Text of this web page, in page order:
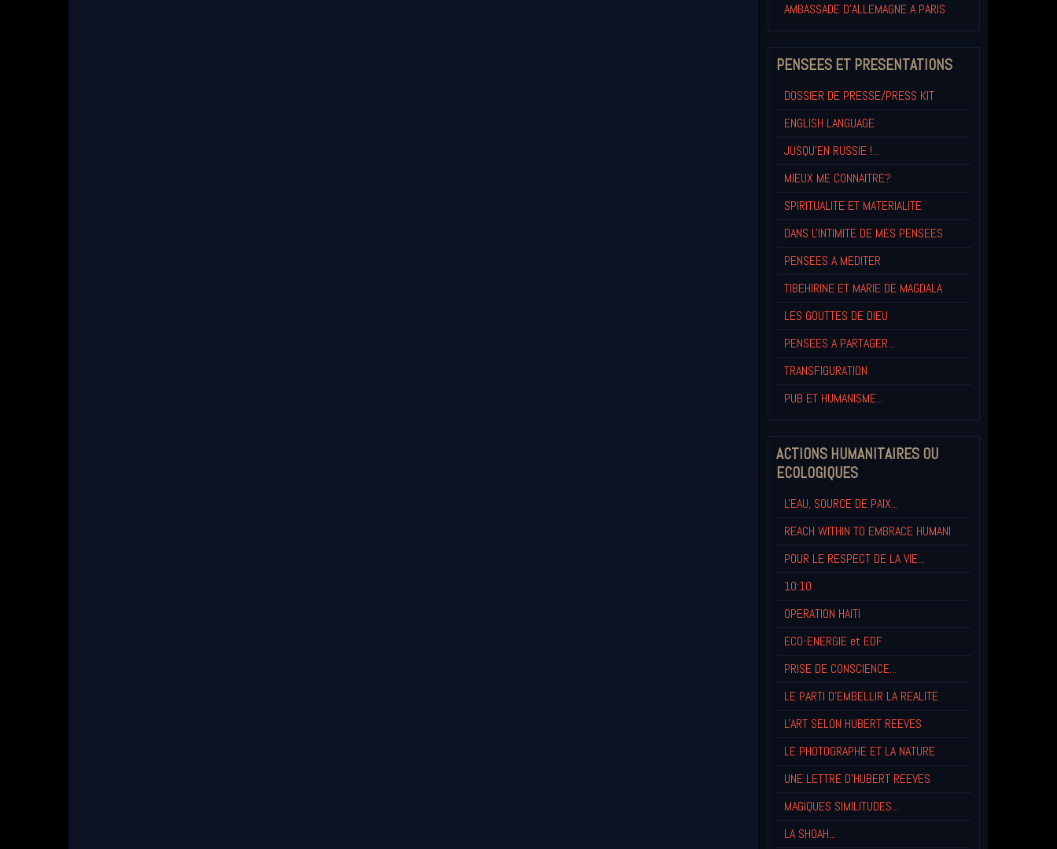
AMBASSADE D'ALLEMAGNE A PARIS
PENSEES ET PRESENTATIONS
DOSSIER DE PRESSE/PRESS KIT
ENGLISH LANGUAGE
JUSQU'EN RUSSIE !...
MIEUX ME CONNAITRE?
SPIRITUALITE ET MATERIALITE
DANS L'INTIMITE DE MES PENSEES
PENSEES A MEDITER
TIBEHIRINE ET MARIE DE MAGDALA
LES GOUTTES DE DIEU
PENSEES A PARTAGER...
TRANSFIGURATION
PUB ET HUMANISME...
ACTIONS HUMANITAIRES OU
ECOLOGIQUES
L'EAU, SOURCE DE PAIX...
REACH WITHIN TO EMBRACE HUMANI
POUR LE RESPECT DE LA VIE...
10:10
OPERATION HAITI
ECO-ENERGIE et EDF
PRISE DE CONSCIENCE...
LE PARTI D'EMBELLIR LA REALITE
L'ART SELON HUBERT REEVES
LE PHOTOGRAPHE ET LA NATURE
UNE LETTRE D'HUBERT REEVES
MAGIQUES SIMILITUDES...
LA SHOAH...